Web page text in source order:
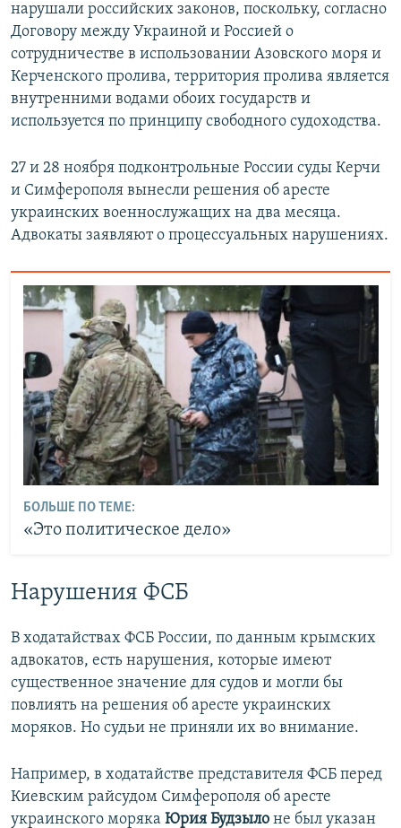
нарушали российских законов, поскольку, согласно
Договору между Украиной и Россией о
сотрудничестве в использовании Азовского моря и
Керченского пролива, территория пролива является
внутренними водами обоих государств и
используется по принципу свободного судоходства.
27 и 28 ноября подконтрольные России суды Керчи
и Симферополя вынесли решения об аресте
украинских военнослужащих на два месяца.
Адвокаты заявляют о процессуальных нарушениях.
БОЛЬШЕ ПО ТЕМЕ:
«Это политическое дело»
Нарушения ФСБ
В ходатайствах ФСБ России, по данным крымских
адвокатов, есть нарушения, которые имеют
существенное значение для судов и могли бы
повлиять на решения об аресте украинских
моряков. Но судьи не приняли их во внимание.
Например, в ходатайстве представителя ФСБ перед
Киевским райсудом Симферополя об аресте
украинского моряка Юрия Будзыло не был указан